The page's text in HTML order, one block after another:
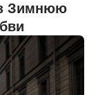
Зимнюю